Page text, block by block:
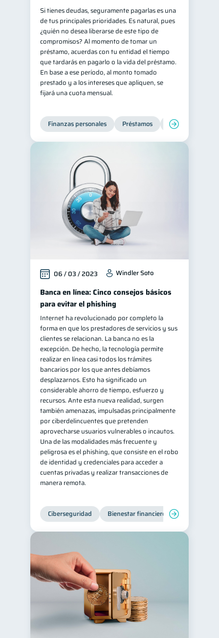
Si tienes deudas, seguramente pagarlas es una
de tus principales prioridades. Es natural, pues
¿quién no desea liberarse de este tipo de
compromisos? Al momento de tomar un
préstamo, acuerdas con tu entidad el tiempo
que tardarás en pagarlo o la vida del préstamo.
En base a ese período, al monto tomado
prestado y a los intereses que apliquen, se
fijará una cuota mensual.
Finanzas personales Préstamos Productos
06 / 03 / 2023 Windler Soto
Banca en línea: Cinco consejos básicos
para evitar el phishing
Internet ha revolucionado por completo la
forma en que los prestadores de servicios y sus
clientes se relacionan. La banca no es la
excepción. De hecho, la tecnología permite
realizar en línea casi todos los trámites
bancarios por los que antes debíamos
desplazarnos. Esto ha significado un
considerable ahorro de tiempo, esfuerzo y
recursos. Ante esta nueva realidad, surgen
también amenazas, impulsadas principalmente
por ciberdelincuentes que pretenden
aprovecharse usuarios vulnerables o incautos.
Una de las modalidades más frecuente y
peligrosa es el phishing, que consiste en el robo
de identidad y credenciales para acceder a
cuentas privadas y realizar transacciones de
manera remota.
Ciberseguridad Bienestar financiero